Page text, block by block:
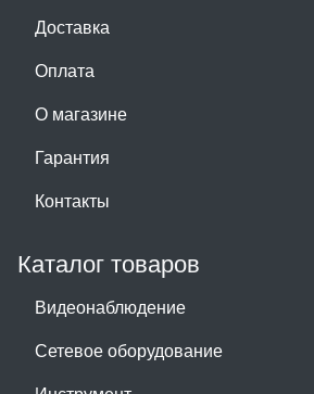
Доставка
Оплата
О магазине
Гарантия
Контакты
Каталог товаров
Видеонаблюдение
Сетевое оборудование